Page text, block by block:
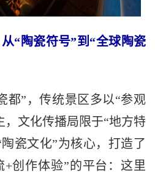
“陶瓷符号”到“全球陶瓷
都”，传统景区多以“参观
，文化传播局限于“地方特
瓷文化”为核心，打造了
创作体验”的平台：这里